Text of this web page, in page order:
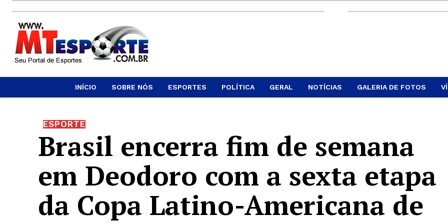
INÍCIO SOBRE NÓS ESPORTES POLÍTICA GERAL NOTÍCIAS GALERIA DE FOTOS
ESPORTE
Brasil encerra fim de semana
em Deodoro com a sexta etapa
da Copa Latino-Americana de